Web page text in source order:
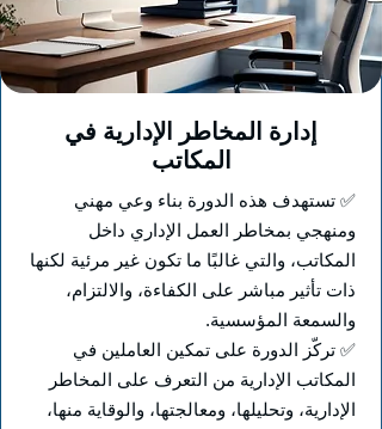
إدارة المخاطر الإدارية في
المكاتب
✅ تستهدف هذه الدورة بناء وعي مهني
ومنهجي بمخاطر العمل الإداري داخل
المكاتب، والتي غالبًا ما تكون غير مرئية لكنها
ذات تأثير مباشر على الكفاءة، والالتزام،
والسمعة المؤسسية.
✅ تركّز الدورة على تمكين العاملين في
المكاتب الإدارية من التعرف على المخاطر
الإدارية، وتحليلها، ومعالجتها، والوقاية منها،